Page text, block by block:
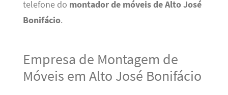
telefone do montador de móveis de Alto José
Bonifácio.
Empresa de Montagem de
Móveis em Alto José Bonifácio